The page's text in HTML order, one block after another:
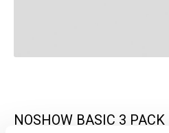
NOSHOW BASIC 3 PACK